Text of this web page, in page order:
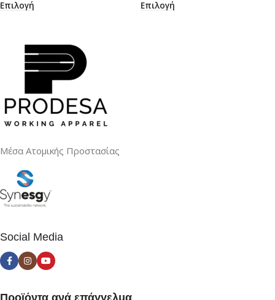
Επιλογή Επιλογή
Μέσα Ατομικής Προστασίας
Social Media